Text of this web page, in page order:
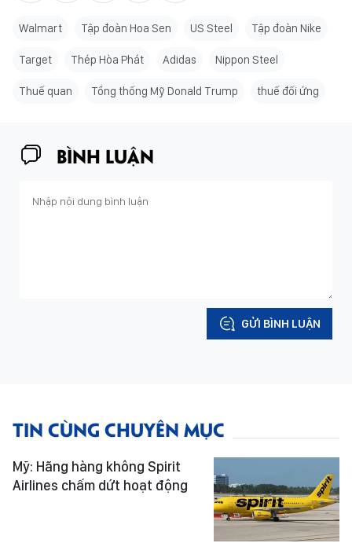
Walmart Tập đoàn Hoa Sen US Steel Tập đoàn Nike
Target Thép Hòa Phát Adidas Nippon Steel
Thuế quan Tổng thống Mỹ Donald Trump thuế đối ứng
BÌNH LUẬN
GỬI BÌNH LUẬN
TIN CÙNG CHUYÊN MỤC
Mỹ: Hãng hàng không Spirit
Airlines chấm dứt hoạt động